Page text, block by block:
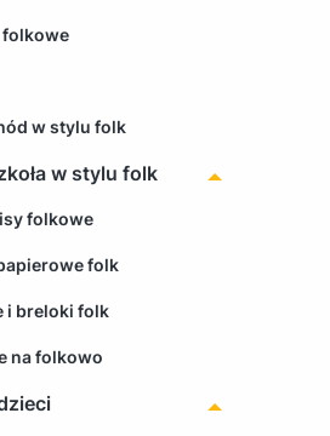
folkowe
w stylu folk
w stylu folk
folkowe
folk
i breloki folk
na folkowo